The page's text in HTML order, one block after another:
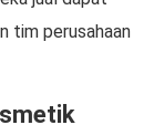
tim perusahaan